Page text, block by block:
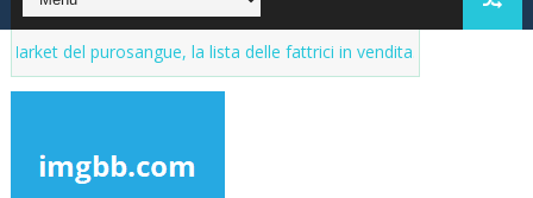
purosangue, la lista delle fattrici in vendita. Aggiornamenti continui